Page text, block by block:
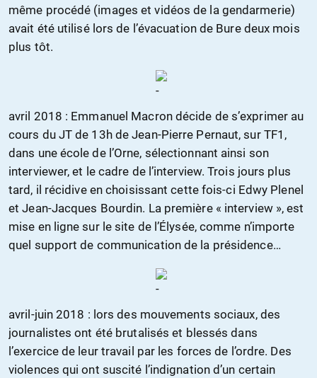
même procédé (images et vidéos de la gendarmerie)
avait été utilisé lors de l’évacuation de Bure deux mois
plus tôt.
avril 2018 : Emmanuel Macron décide de s’exprimer au
cours du JT de 13h de Jean-Pierre Pernaut, sur TF1,
dans une école de l’Orne, sélectionnant ainsi son
interviewer, et le cadre de l’interview. Trois jours plus
tard, il récidive en choisissant cette fois-ci Edwy Plenel
et Jean-Jacques Bourdin. La première « interview », est
mise en ligne sur le site de l’Élysée, comme n’importe
quel support de communication de la présidence…
avril-juin 2018 : lors des mouvements sociaux, des
journalistes ont été brutalisés et blessés dans
l’exercice de leur travail par les forces de l’ordre. Des
violences qui ont suscité l’indignation d’un certain